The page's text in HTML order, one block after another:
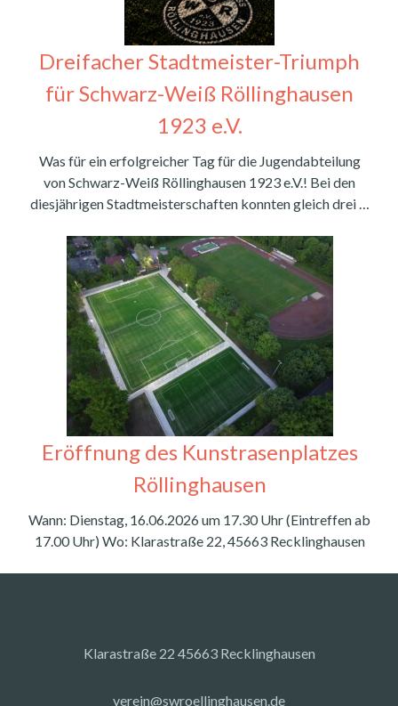
Dreifacher Stadtmeister-Triumph
für Schwarz-Weiß Röllinghausen
1923 e.V.
Was für ein erfolgreicher Tag für die Jugendabteilung
von Schwarz-Weiß Röllinghausen 1923 e.V.! Bei den
diesjährigen Stadtmeisterschaften konnten gleich drei …
Eröffnung des Kunstrasenplatzes
Röllinghausen
Wann: Dienstag, 16.06.2026 um 17.30 Uhr (Eintreffen ab
17.00 Uhr) Wo: Klarastraße 22, 45663 Recklinghausen
Klarastraße 22 45663 Recklinghausen
verein@swroellinghausen.de